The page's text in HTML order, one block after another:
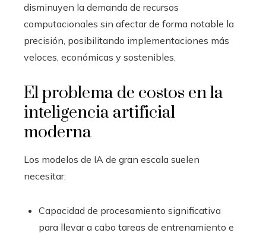
disminuyen la demanda de recursos
computacionales sin afectar de forma notable la
precisión, posibilitando implementaciones más
veloces, económicas y sostenibles.
El problema de costos en la
inteligencia artificial
moderna
Los modelos de IA de gran escala suelen
necesitar:
Capacidad de procesamiento significativa
para llevar a cabo tareas de entrenamiento e